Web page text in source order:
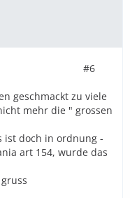
#6
geschmackt zu viele
mehr die " grossen
ist doch in ordnung -
art 154, wurde das